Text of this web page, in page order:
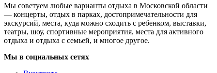
Мы советуем любые варианты отдыха в Московской области
— концерты, отдых в парках, достопримечательности для
экскурсий, места, куда можно сходить с ребенком, выставки,
театры, шоу, спортивные мероприятия, места для активного
отдыха и отдыха с семьей, и многое другое.
Мы в социальных сетях